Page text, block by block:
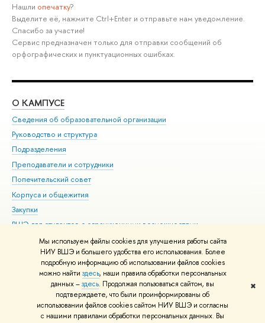
Мы используем файлы cookies для улучшения работы сайта
НИУ ВШЭ и большего удобства его использования. Более
подробную информацию об использовании файлов cookies
можно найти здесь, наши правила обработки персональных
данных –здесь. Продолжая пользоваться сайтом, вы
подтверждаете, что были проинформированы об
использовании файлов cookies сайтом НИУ ВШЭ и согласны
с нашими правилами обработки персональных данных. Вы
✖
Нашли опечатку?
Выделите её, нажмите Ctrl+Enter и отправьте нам уведомление.
Спасибо за участие!
Сервис предназначен только для отправки сообщений об
орфографических и пунктуационных ошибках.
О КАМПУСЕ
Сведения об образовательной организации
Руководство и структура
Подразделения
Преподаватели и сотрудники
Попечительский совет
Корпуса и общежития
Закупки
ВШЭ для студентов с ограниченными возможностями
здоровья и инвалидностью
Версия для слабовидящих
Единая платежная страница
© НИУ ВШЭ 1993–2026 Адреса и контакты Условия использования
материалов Политика конфиденциальности Карта сайта